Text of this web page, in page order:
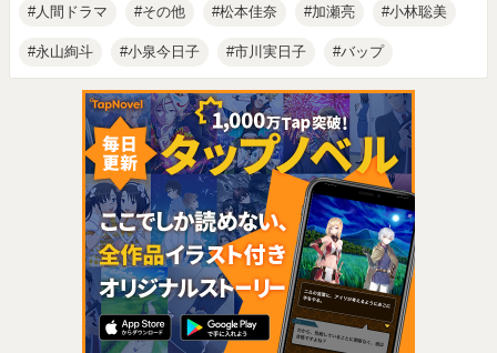
人間ドラマ その他 松本佳奈 加瀬亮 小林聡美
永山絢斗 小泉今日子 市川実日子 バップ